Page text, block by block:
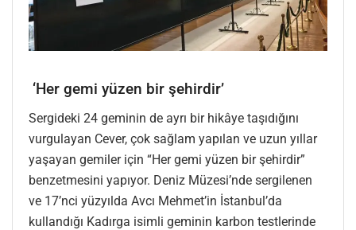
‘Her gemi yüzen bir şehirdir’
Sergideki 24 geminin de ayrı bir hikâye taşıdığını
vurgulayan Cever, çok sağlam yapılan ve uzun yıllar
yaşayan gemiler için “Her gemi yüzen bir şehirdir”
benzetmesini yapıyor. Deniz Müzesi’nde sergilenen
ve 17’nci yüzyılda Avcı Mehmet’in İstanbul’da
kullandığı Kadırga isimli geminin karbon testlerinde